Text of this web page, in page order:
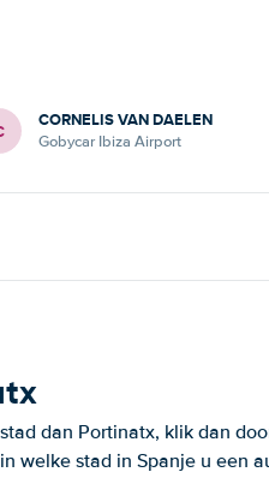
CORNELIS VAN DAELEN
Gobycar Ibiza Airport
dan Portinatx, klik dan
welke stad in Spanje u een